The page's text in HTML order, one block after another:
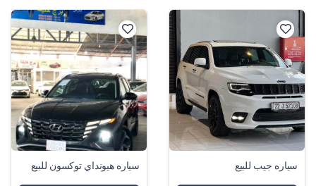
سياره جيب للبيع سياره هيونداي توكسون للبيع